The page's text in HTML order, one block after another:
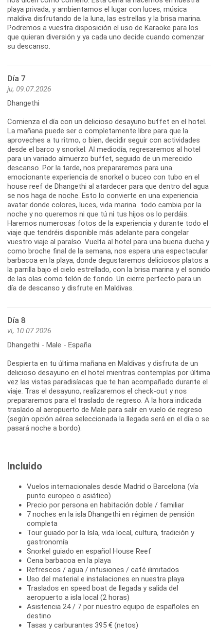
playa privada, y ambientamos el lugar con luces, música
maldiva disfrutando de la luna, las estrellas y la brisa marina.
Podremos a vuestra disposición el uso de Karaoke para los
que quieran diversión y ya cada uno decide cuando comenzar
su descanso.
Día 7
ju, 09.07.2026
Dhangethi
Comienza el día con un delicioso desayuno buffet en el hotel.
La mañana puede ser o completamente libre para que la
aproveches a tu ritmo, o bien, decidir seguir con actividades
desde el barco y snorkel. Al mediodía, regresaremos al hotel
para un variado almuerzo buffet, seguido de un merecido
descanso. Por la tarde, nos prepararemos para una
emocionante experiencia de snorkel o buceo con tubo en el
house reef de Dhangethi al atardecer para que dentro del agua
se nos haga de noche. Esto lo convierte en una experiencia
avatar donde colores, luces, vida marina...todo cambia por la
noche y no queremos ni que tú ni tus hijos os lo perdáis.
Haremos numerosas fotos de la experiencia y durante todo el
viaje que tendréis disponible más adelante para congelar
vuestro viaje al paraíso. Vuelta al hotel para una buena ducha y
como broche final de la semana, nos espera una espectacular
barbacoa en la playa, donde degustaremos deliciosos platos a
la parrilla bajo el cielo estrellado, con la brisa marina y el sonido
de las olas como telón de fondo. Un cierre perfecto para un
día de descanso y disfrute en Maldivas.
Día 8
vi, 10.07.2026
Dhangethi - Male - España
Despierta en tu última mañana en Maldivas y disfruta de un
delicioso desayuno en el hotel mientras contemplas por última
vez las vistas paradisíacas que te han acompañado durante el
viaje. Tras el desayuno, realizaremos el check-out y nos
prepararemos para el traslado de regreso. A la hora indicada
traslado al aeropuerto de Male para salir en vuelo de regreso
(según opción aérea seleccionada la llegada será en el día o se
pasará noche a bordo).
Incluido
Vuelos internacionales desde Madrid o Barcelona (vía
punto europeo o asiático)
Precio por persona en habitación doble / familiar
7 noches en la isla Dhangethi en régimen de pensión
completa
Tour guiado por la Isla, vida local, cultura, tradición y
gastronomía
Snorkel guiado en español House Reef
Cena barbacoa en la playa
Refrescos / agua / infusiones / café ilimitados
Uso del material e instalaciones en nuestra playa
Traslados en speed boat de llegada y salida del
aeropuerto a isla local (2 horas)
Asistencia 24 / 7 por nuestro equipo de españoles en
destino
Tasas y carburantes 395 € (netos)